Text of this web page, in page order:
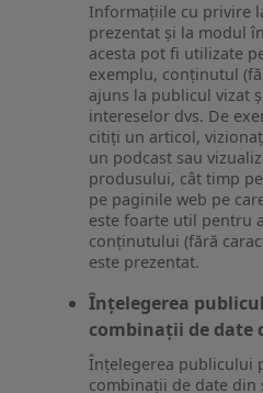
Informațiile cu privire
prezentat și la modul
acesta pot fi utilizate
exemplu, conținutul
ajuns la publicul vizat
intereselor dvs. De
citiți un articol,
un podcast sau
produsului, cât timp
pe paginile web pe
este foarte util pentru
conținutului (fără
este prezentat.
Înțelegerea
combinații de date
Înțelegerea publicului
combinații de date din